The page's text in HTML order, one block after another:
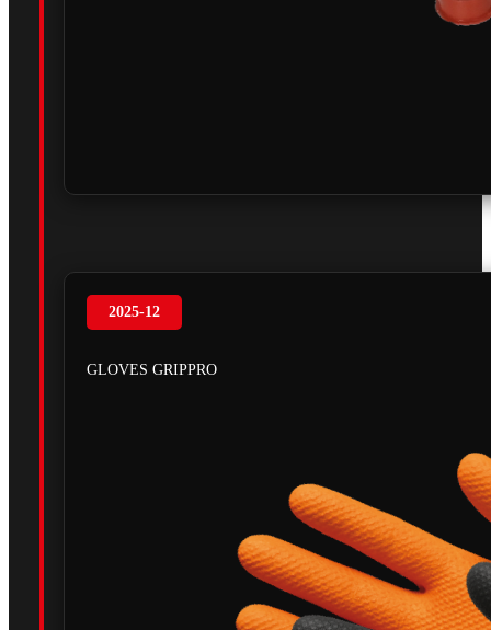
2025-12
GLOVES GRIPPRO